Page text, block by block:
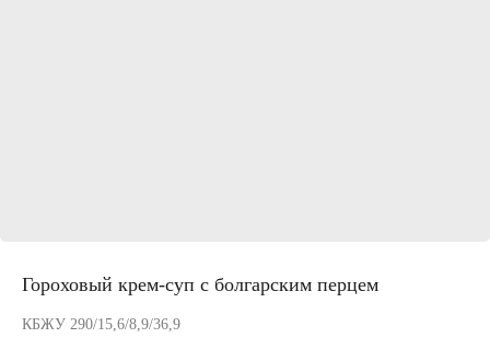
Гороховый крем-суп с болгарским перцем
КБЖУ 290/15,6/8,9/36,9